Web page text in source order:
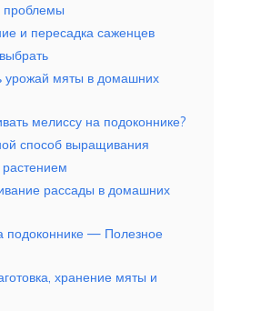
и пересадка саженцев
урожай мяты в домашних
мелиссу на подоконнике?
способ выращивания
рассады в домашних
подоконнике — Полезное
хранение мяты и